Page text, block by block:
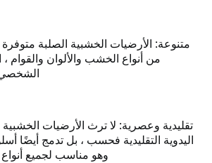
متنوعة: الأرضيات الخشبية الصلبة
من أنواع الخشب والألوان والقوام
تقليدية وعصرية: لا ترث الأرضيات
اليدوية التقليدية فحسب ، بل تدمج أيضًا
وهو مناسب لجميع أنواع